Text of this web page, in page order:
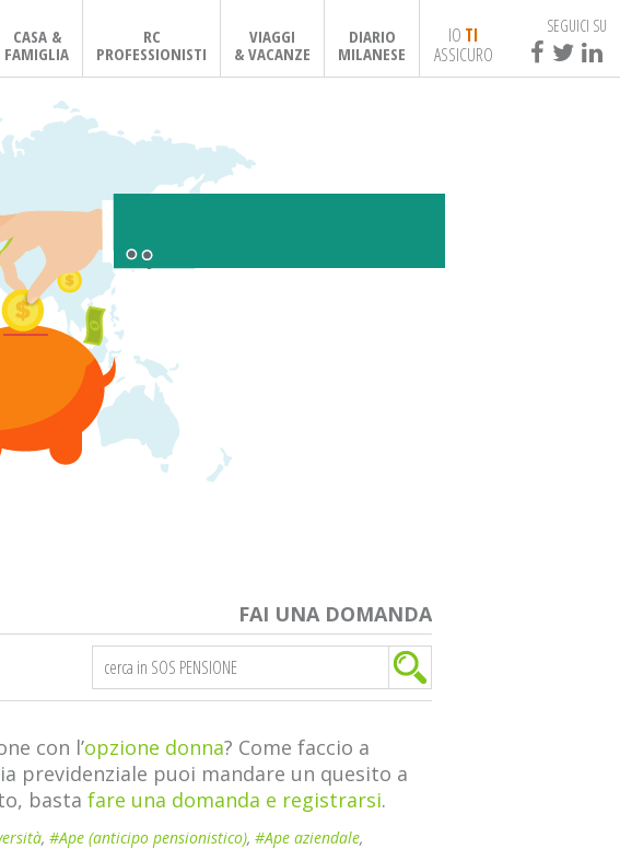
CASA &
FAMIGLIA
RC
PROFESSIONISTI
VIAGGI
& VACANZE
DIARIO
MILANESE
IO TI
ASSICURO
SEGUICI SU
FAI UNA DOMANDA
con l’opzione donna? Come faccio a
previdenziale puoi mandare un quesito a
basta fare una domanda e registrarsi.
, #Ape (anticipo pensionistico), #Ape aziendale,